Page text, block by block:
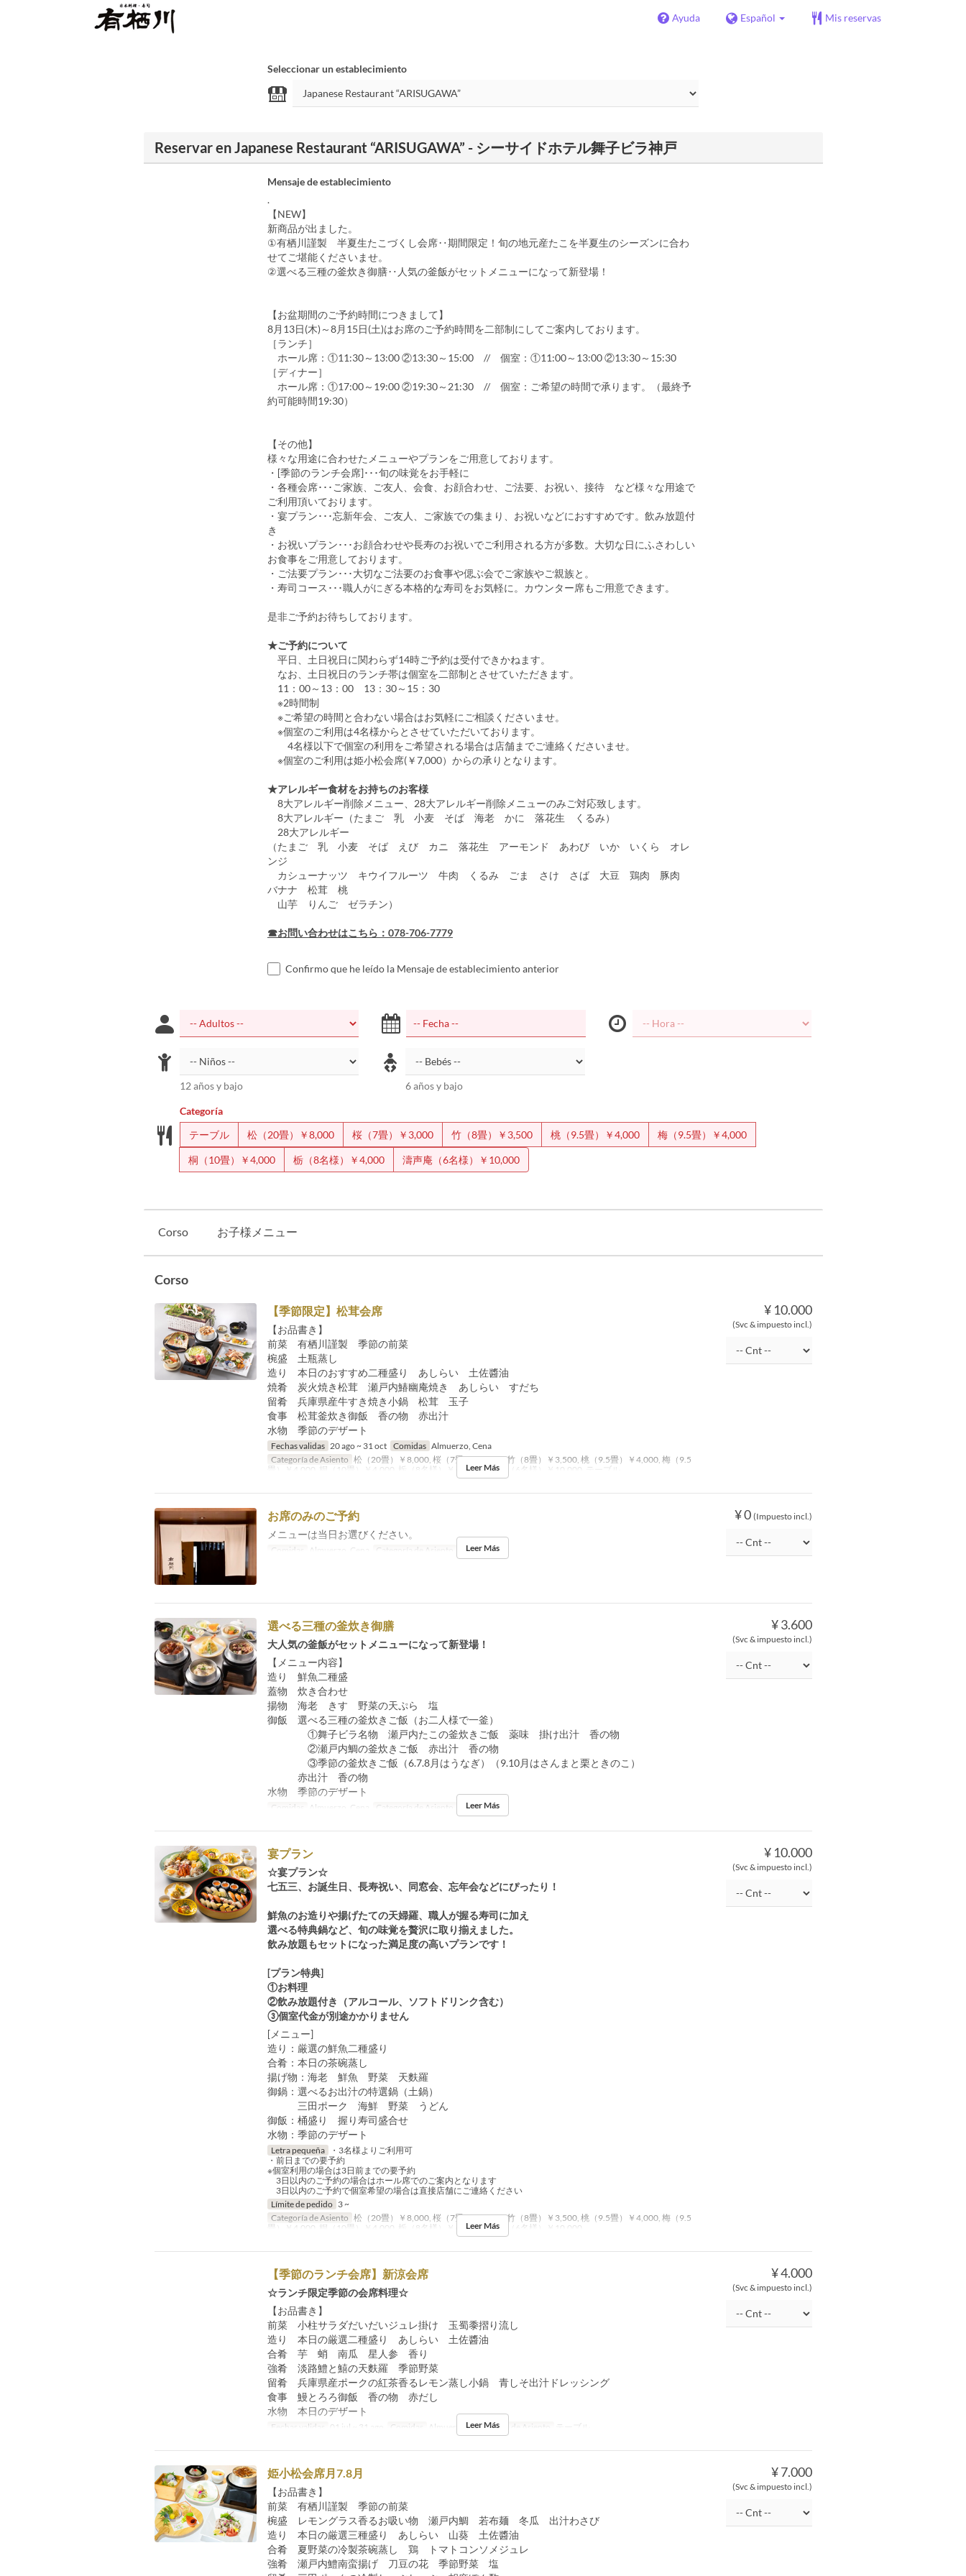
Ayuda Español Mis reservas
Seleccionar un establecimiento
Reservar en Japanese Restaurant “ARISUGAWA” - シーサイドホテル舞子ビラ神戸
Mensaje de establecimiento
.
【NEW】
新商品が出ました。
①有栖川謹製 半夏生たこづくし会席‥期間限定！旬の地元産たこを半夏生のシーズンに合わ
せてご堪能くださいませ。
②選べる三種の釜炊き御膳‥人気の釜飯がセットメニューになって新登場！
【お盆期間のご予約時間につきまして】
8月13日(木)～8月15日(土)はお席のご予約時間を二部制にしてご案内しております。
［ランチ］
ホール席：①11:30～13:00 ②13:30～15:00 // 個室：①11:00～13:00 ②13:30～15:30
［ディナー］
ホール席：①17:00～19:00 ②19:30～21:30 // 個室：ご希望の時間で承ります。（最終予
約可能時間19:30）
【その他】
様々な用途に合わせたメニューやプランをご用意しております。
・[季節のランチ会席]･･･旬の味覚をお手軽に
・各種会席･･･ご家族、ご友人、会食、お顔合わせ、ご法要、お祝い、接待 など様々な用途で
ご利用頂いております。
・宴プラン･･･忘新年会、ご友人、ご家族での集まり、お祝いなどにおすすめです。飲み放題付
き
・お祝いプラン･･･お顔合わせや長寿のお祝いでご利用される方が多数。大切な日にふさわしい
お食事をご用意しております。
・ご法要プラン･･･大切なご法要のお食事や偲ぶ会でご家族やご親族と。
・寿司コース･･･職人がにぎる本格的な寿司をお気軽に。カウンター席もご用意できます。
是非ご予約お待ちしております。
★ご予約について
平日、土日祝日に関わらず14時ご予約は受付できかねます。
なお、土日祝日のランチ帯は個室を二部制とさせていただきます。
11：00～13：00 13：30～15：30
※2時間制
※ご希望の時間と合わない場合はお気軽にご相談くださいませ。
※個室のご利用は4名様からとさせていただいております。
4名様以下で個室の利用をご希望される場合は店舗までご連絡くださいませ。
※個室のご利用は姫小松会席(￥7,000）からの承りとなります。
★アレルギー食材をお持ちのお客様
8大アレルギー削除メニュー、28大アレルギー削除メニューのみご対応致します。
8大アレルギー（たまご 乳 小麦 そば 海老 かに 落花生 くるみ）
28大アレルギー
（たまご 乳 小麦 そば えび カニ 落花生 アーモンド あわび いか いくら オレ
ンジ
カシューナッツ キウイフルーツ 牛肉 くるみ ごま さけ さば 大豆 鶏肉 豚肉
バナナ 松茸 桃
山芋 りんご ゼラチン）
☎お問い合わせはこちら：078-706-7779
Confirmo que he leído la Mensaje de establecimiento anterior
12 años y bajo 6 años y bajo
Categoría
テーブル
松（20畳）￥8,000 桜（7畳）￥3,000 竹（8畳）￥3,500 桃（9.5畳）￥4,000 梅（9.5畳）￥4,000
桐（10畳）￥4,000 栃（8名様）￥4,000 濤声庵（6名様）￥10,000
Corso お子様メニュー
Corso
¥ 10.000
(Svc & impuesto incl.)
【季節限定】松茸会席
【お品書き】
前菜 有栖川謹製 季節の前菜
椀盛 土瓶蒸し
造り 本日のおすすめ二種盛り あしらい 土佐醬油
焼肴 炭火焼き松茸 瀬戸内鰆幽庵焼き あしらい すだち
留肴 兵庫県産牛すき焼き小鍋 松茸 玉子
食事 松茸釜炊き御飯 香の物 赤出汁
水物 季節のデザート
Fechas validas 20 ago ~ 31 oct Comidas Almuerzo, Cena
Categoría de Asiento 松（20畳）￥8,000, 桜（7畳）￥3,000, 竹（8畳）￥3,500, 桃（9.5畳）￥4,000, 梅（9.5
畳）￥4,000, 桐（10畳）￥4,000, 栃（8名様）￥4,000, 濤声庵（6名様）￥10,000, テーブル
Leer Más
¥ 0 (Impuesto incl.)
お席のみのご予約
メニューは当日お選びください。
Comidas Almuerzo, Cena Categoría de Asiento テーブル
Leer Más
¥ 3.600
(Svc & impuesto incl.)
選べる三種の釜炊き御膳
大人気の釜飯がセットメニューになって新登場！
【メニュー内容】
造り 鮮魚二種盛
蓋物 炊き合わせ
揚物 海老 きす 野菜の天ぷら 塩
御飯 選べる三種の釜炊きご飯（お二人様で一釜）
①舞子ビラ名物 瀬戸内たこの釜炊きご飯 薬味 掛け出汁 香の物
②瀬戸内鯛の釜炊きご飯 赤出汁 香の物
③季節の釜炊きご飯（6.7.8月はうなぎ）（9.10月はさんまと栗ときのこ）
赤出汁 香の物
水物 季節のデザート
Comidas Almuerzo, Cena Categoría de Asiento テーブル
Leer Más
¥ 10.000
(Svc & impuesto incl.)
宴プラン
☆宴プラン☆
七五三、お誕生日、長寿祝い、同窓会、忘年会などにぴったり！
鮮魚のお造りや揚げたての天婦羅、職人が握る寿司に加え
選べる特典鍋など、旬の味覚を贅沢に取り揃えました。
飲み放題もセットになった満足度の高いプランです！
[プラン特典]
①お料理
②飲み放題付き（アルコール、ソフトドリンク含む）
③個室代金が別途かかりません
[メニュー]
造り：厳選の鮮魚二種盛り
合肴：本日の茶碗蒸し
揚げ物：海老 鮮魚 野菜 天麩羅
御鍋：選べるお出汁の特選鍋（土鍋）
三田ポーク 海鮮 野菜 うどん
御飯：桶盛り 握り寿司盛合せ
水物：季節のデザート
Letra pequeña
・3名様よりご利用可
・前日までの要予約
※個室利用の場合は3日前までの要予約
3日以内のご予約の場合はホール席でのご案内となります
3日以内のご予約で個室希望の場合は直接店舗にご連絡ください
Límite de pedido 3 ~
Categoría de Asiento 松（20畳）￥8,000, 桜（7畳）￥3,000, 竹（8畳）￥3,500, 桃（9.5畳）￥4,000, 梅（9.5
畳）￥4,000, 桐（10畳）￥4,000, 栃（8名様）￥4,000, 濤声庵（6名様）￥10,000
Leer Más
¥ 4.000
(Svc & impuesto incl.)
【季節のランチ会席】新涼会席
☆ランチ限定季節の会席料理☆
【お品書き】
前菜 小柱サラダだいだいジュレ掛け 玉蜀黍摺り流し
造り 本日の厳選二種盛り あしらい 土佐醬油
合肴 芋 蛸 南瓜 星人参 香り
強肴 淡路鱧と鱚の天麩羅 季節野菜
留肴 兵庫県産ポークの紅茶香るレモン蒸し小鍋 青しそ出汁ドレッシング
食事 鰻とろろ御飯 香の物 赤だし
水物 本日のデザート
Fechas validas 01 jul ~ 31 ago Comidas Almuerzo Categoría de Asiento テーブル
Leer Más
¥ 7.000
(Svc & impuesto incl.)
姫小松会席月7.8月
【お品書き】
前菜 有栖川謹製 季節の前菜
椀盛 レモングラス香るお吸い物 瀬戸内鯛 若布麺 冬瓜 出汁わさび
造り 本日の厳選三種盛り あしらい 山葵 土佐醬油
合肴 夏野菜の冷製茶碗蒸し 鶏 トマトコンソメジュレ
強肴 瀬戸内鱧南蛮揚げ 刀豆の花 季節野菜 塩